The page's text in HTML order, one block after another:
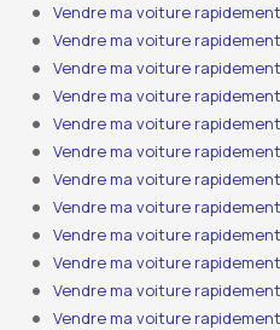
Vendre ma voiture
Vendre ma voiture
Vendre ma voiture
Vendre ma voiture
Vendre ma voiture
Vendre ma voiture
Vendre ma voiture
Vendre ma voiture
Vendre ma voiture
Vendre ma voiture
Vendre ma voiture
Vendre ma voiture